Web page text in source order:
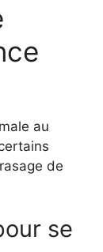
au
de
se